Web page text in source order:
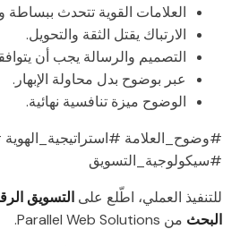
العلامات القوية تتحدث ببساطة
الارتباك يقتل الثقة والتحويل.
التصميم والرسالة يجب أن
عبر بوضوح بدل محاولة الإبهار.
الوضوح ميزة تنافسية نهائية.
#وضوح_العلامة
#سيكولوجية_التسويق
للتنفيذ العملي، اطّلع على التسويق
البحث من Parallel Web Solutions.